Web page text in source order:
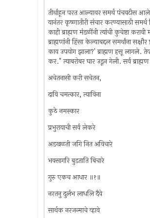
तीर्थाहून परत आल्यावर समर्थ पंचवटीस आले.
यानंतर कृष्णातीरी संचार करण्यासाठी
काही ब्राह्मण मंडळींनी त्यांची कुचेष्टा
ब्राह्मणांनी हिंसा केल्याबद्दल समर्थांना सक्षौर
काय उपयोग झाला?' ब्राह्मण हसू लागले.
कर." त्याबरोबर घार उडून गेली. सर्व
अचेतनासी करी सचेतन,
दावि चमत्कार, त्याविना
कुठे नमस्कार
प्रभुरायाची सर्व लेकरे
अडखळती जगि नित अविचारे
भवसागरि बुडताति बिचारे
गुरु एकच आधार ॥१॥
नरतनु दुर्लभ लाधलि दैवे
सार्थक नरजन्माचे व्हावे